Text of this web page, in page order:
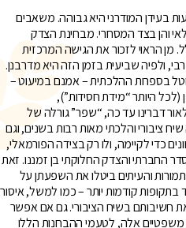
המודרני היא גבוהה. משאבים
והן בצד המסחרי. מבחינת הצדק
הראוי לזכור את הגישה המרכזית
ולפיה שביעית בזמן הזה היא מדרבנן.
בספרות ההלכתית – אמנם במיעוט –
(לכל היותר “מידת חסידות”),
דברינו עד כה, “שפר” גורלה של
והלכתי מאות רבות בשנים, וגם
כדי לקיימה, ולו רק בצידה הפורמאלי,
החברתי והצדק החלוקתי בן זמננו. זאת
והעיתים ביטלו את השפעתן על
קודמות יותר – כמו למשל, איסור
חשיבותם בשיח הציבורי. גם אם אפשר
משפטיים אלה, לטעמי ההבחנות הללו